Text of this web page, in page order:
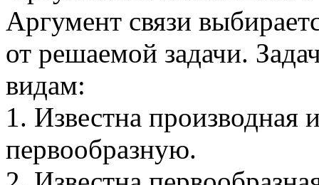
Аргумент связи
от решаемой задачи.
видам:
1. Известна производная
первообразную.